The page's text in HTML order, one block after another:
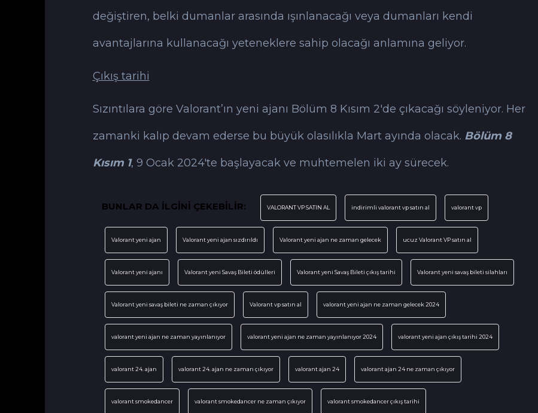
değiştiren, belki dumanlar arasında ışınlanacağı veya dumanları kendi
avantajlarına kullanacağı yeteneklere sahip olacağı anlamına geliyor.
Çıkış tarihi
Sızıntılara göre Valorant’ın yeni ajanı Bölüm 8 Kısım 2'de çıkacağı söyleniyor. Her
zamanki kalıp devam ederse bu büyük olasılıkla Mart ayında olacak. Bölüm 8
Kısım 1, 9 Ocak 2024'te başlayacak ve muhtemelen iki ay sürecek.
BUNLAR DA İLGİNİ ÇEKEBİLİR: VALORANT VP SATIN AL indirimli valorant vp satın al valorant vp
Valorant yeni ajan Valorant yeni ajan sızdırıldı Valorant yeni ajan ne zaman gelecek ucuz Valorant VP satın al
Valorant yeni ajanı Valorant yeni Savaş Bileti ödülleri Valorant yeni Savaş Bileti çıkış tarihi Valorant yeni savaş bileti silahları
Valorant yeni savaş bileti ne zaman çıkıyor Valorant vp satın al valorant yeni ajan ne zaman gelecek 2024
valorant yeni ajan ne zaman yayınlanıyor valorant yeni ajan ne zaman yayınlanıyor 2024 valorant yeni ajan çıkış tarihi 2024
valorant 24. ajan valorant 24. ajan ne zaman çıkıyor valorant ajan 24 valorant ajan 24 ne zaman çıkıyor
valorant smokedancer valorant smokedancer ne zaman çıkıyor valorant smokedancer çıkış tarihi